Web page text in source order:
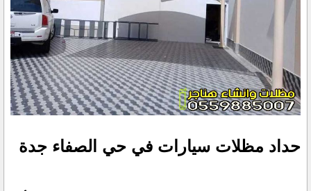
حداد مظلات سيارات في حي الصفاء جدة